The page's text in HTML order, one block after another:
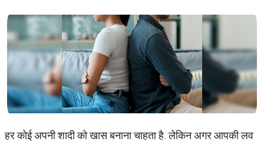
हर कोई अपनी शादी को खास बनाना चाहता है. लेकिन अगर आपकी लव